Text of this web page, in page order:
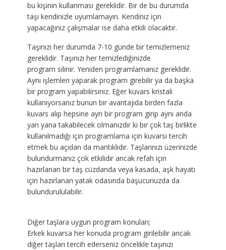
bu kişinin kullanması gereklidir. Bir de bu durumda
taşı kendinizle uyumlamayın. Kendiniz için
yapacağınız çalışmalar ise daha etkili olacaktır.
Taşınızı her durumda 7-10 günde bir temizlemeniz
gereklidir. Taşınızı her temizlediğinizde
program silinir. Yeniden programlamanız gereklidir.
Aynı işlemleri yaparak program girebilir ya da başka
bir program yapabilirsiniz. Eğer kuvars kristali
kullanıyorsanız bunun bir avantajıda birden fazla
kuvars alıp hepsine ayrı bir program girip aynı anda
yan yana takabilecek olmanızdır ki bir çok taş birlikte
kullanılmadığı için programlama için kuvarsı tercih
etmek bu açıdan da mantıklıdır. Taşlarınızı üzerinizde
bulundurmanız çok etkilidir ancak refah için
hazırlanan bir taş cüzdanda veya kasada, aşk hayatı
için hazırlanan yatak odasında başucunuzda da
bulundurululabilir.
Diğer taşlara uygun program konuları;
Erkek kuvarsa her konuda program girilebilir ancak
diğer taşları tercih ederseniz öncelikle taşınızı